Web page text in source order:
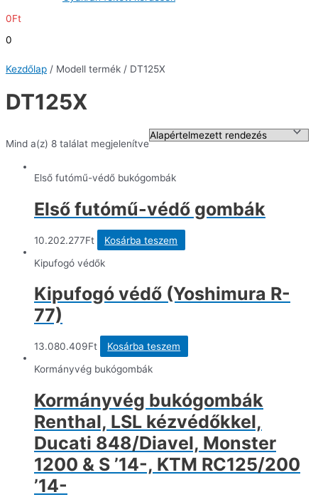
0Ft
0
Kezdőlap / Modell termék / DT125X
DT125X
Mind a(z) 8 találat megjelenítve
Első futómű-védő bukógombák
Első futómű-védő gombák
10.202.277Ft
Kosárba teszem
Kipufogó védők
Kipufogó védő (Yoshimura R-
77)
13.080.409Ft
Kosárba teszem
Kormányvég bukógombák
Kormányvég bukógombák
Renthal, LSL kézvédőkkel,
Ducati 848/Diavel, Monster
1200 & S ’14-, KTM RC125/200
’14-